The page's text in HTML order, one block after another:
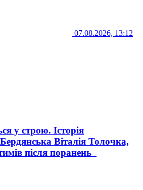
07.08.2026, 13:12
у строю. Історія
Віталія Толочка,
після поранень